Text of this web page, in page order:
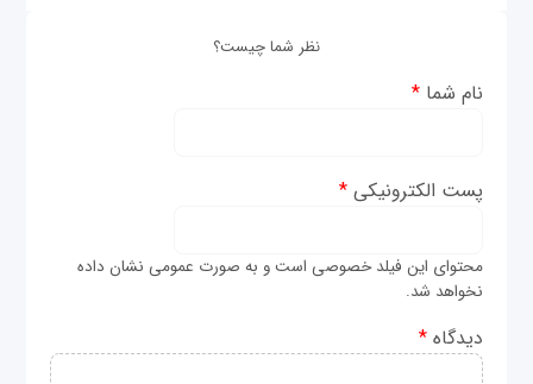
نظر شما چیست؟
نام شما*
پست الکترونیکی*
محتوای این فیلد خصوصی است و به صورت عمومی نشان داده
نخواهد شد.
دیدگاه*